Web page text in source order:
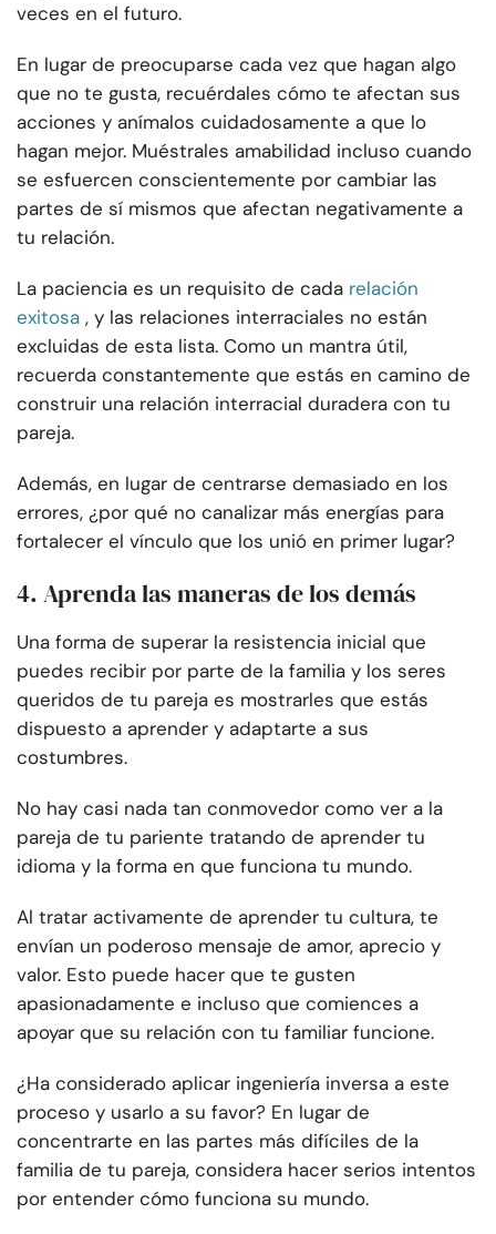
veces en el futuro.
En lugar de preocuparse cada vez que hagan algo
que no te gusta, recuérdales cómo te afectan sus
acciones y anímalos cuidadosamente a que lo
hagan mejor. Muéstrales amabilidad incluso cuando
se esfuercen conscientemente por cambiar las
partes de sí mismos que afectan negativamente a
tu relación.
La paciencia es un requisito de cada relación
exitosa , y las relaciones interraciales no están
excluidas de esta lista. Como un mantra útil,
recuerda constantemente que estás en camino de
construir una relación interracial duradera con tu
pareja.
Además, en lugar de centrarse demasiado en los
errores, ¿por qué no canalizar más energías para
fortalecer el vínculo que los unió en primer lugar?
4. Aprenda las maneras de los demás
Una forma de superar la resistencia inicial que
puedes recibir por parte de la familia y los seres
queridos de tu pareja es mostrarles que estás
dispuesto a aprender y adaptarte a sus
costumbres.
No hay casi nada tan conmovedor como ver a la
pareja de tu pariente tratando de aprender tu
idioma y la forma en que funciona tu mundo.
Al tratar activamente de aprender tu cultura, te
envían un poderoso mensaje de amor, aprecio y
valor. Esto puede hacer que te gusten
apasionadamente e incluso que comiences a
apoyar que su relación con tu familiar funcione.
¿Ha considerado aplicar ingeniería inversa a este
proceso y usarlo a su favor? En lugar de
concentrarte en las partes más difíciles de la
familia de tu pareja, considera hacer serios intentos
por entender cómo funciona su mundo.